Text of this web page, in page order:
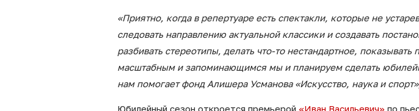
«Приятно, когда в репертуаре есть спектакли, которые не
следовать направлению актуальной классики и создавать
разбивать стереотипы, делать что-то нестандартное,
масштабным и запоминающимся мы и планируем сделать
нам помогает фонд Алишера Усманова «Искусство, наука и
Юбилейный сезон откроется премьерой «Иван Васильевич» по